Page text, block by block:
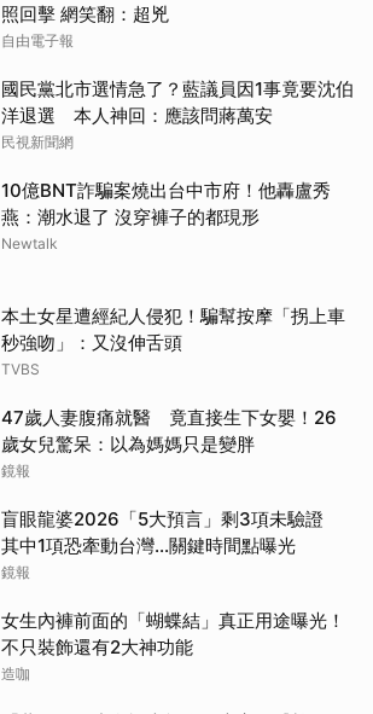
照回擊 網笑翻：超兇
自由電子報
國民黨北市選情急了？藍議員因1事竟要沈伯
洋退選 本人神回：應該問蔣萬安
民視新聞網
10億BNT詐騙案燒出台中市府！他轟盧秀
燕：潮水退了 沒穿褲子的都現形
Newtalk
本土女星遭經紀人侵犯！騙幫按摩「拐上車
秒強吻」：又沒伸舌頭
TVBS
47歲人妻腹痛就醫 竟直接生下女嬰！26
歲女兒驚呆：以為媽媽只是變胖
鏡報
盲眼龍婆2026「5大預言」剩3項未驗證
其中1項恐牽動台灣...關鍵時間點曝光
鏡報
女生內褲前面的「蝴蝶結」真正用途曝光！
不只裝飾還有2大神功能
造咖
取消